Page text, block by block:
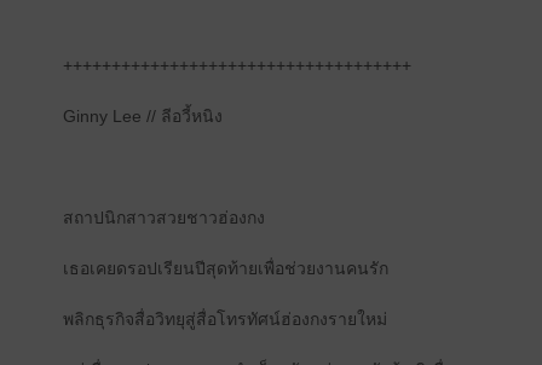
++++++++++++++++++++++++++++++++++++
Ginny Lee // ลีอวี้หนิง
สถาปนิกสาวสวยชาวฮ่องกง
เธอเคยดรอปเรียนปีสุดท้ายเพื่อช่วยงานคนรัก
พลิกธุรกิจสื่อวิทยุสู่สื่อโทรทัศน์ฮ่องกงรายใหม่